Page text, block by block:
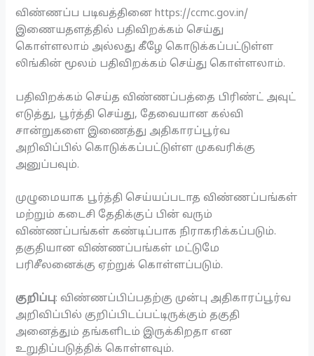
விண்ணப்ப படிவத்தினை https://ccmc.gov.in/
இணையதளத்தில் பதிவிறக்கம் செய்து
கொள்ளலாம் அல்லது கீழே கொடுக்கப்பட்டுள்ள
லிங்கின் மூலம் பதிவிறக்கம் செய்து கொள்ளலாம்.
பதிவிறக்கம் செய்த விண்ணப்பத்தை பிரிண்ட் அவுட்
எடுத்து, பூர்த்தி செய்து, தேவையான கல்வி
சான்றுகளை இணைத்து அதிகாரப்பூர்வ
அறிவிப்பில் கொடுக்கப்பட்டுள்ள முகவரிக்கு
அனுப்பவும்.
முழுமையாக பூர்த்தி செய்யப்படாத விண்ணப்பங்கள்
மற்றும் கடைசி தேதிக்குப் பின் வரும்
விண்ணப்பங்கள் கண்டிப்பாக நிராகரிக்கப்படும்.
தகுதியான விண்ணப்பங்கள் மட்டுமே
பரிசீலனைக்கு ஏற்றுக் கொள்ளப்படும்.
குறிப்பு: விண்ணப்பிப்பதற்கு முன்பு அதிகாரப்பூர்வ
அறிவிப்பில் குறிப்பிடப்பட்டிருக்கும் தகுதி
அனைத்தும் தங்களிடம் இருக்கிறதா என
உறுதிப்படுத்திக் கொள்ளவும்.